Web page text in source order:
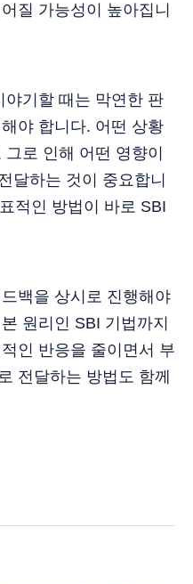
질 가능성이 높아집니
야기할 때는 막연한 판
야 합니다. 어떤 상황
로 인해 어떤 영향이
달하는 것이 중요합니
적인 방법이 바로 SBI
백을 상시로 진행해야
원리인 SBI 기법까지
인 반응을 줄이면서 부
전달하는 방법도 함께